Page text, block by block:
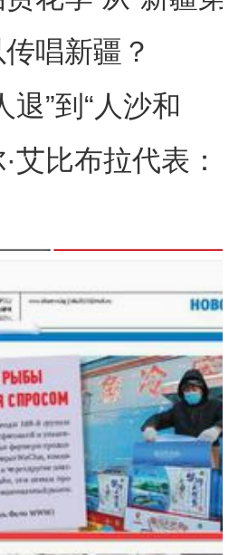
感受浪漫之旅
唱新疆？
退”到“人沙和
何以在“死亡
艾比布拉代表：
古籍文字“活